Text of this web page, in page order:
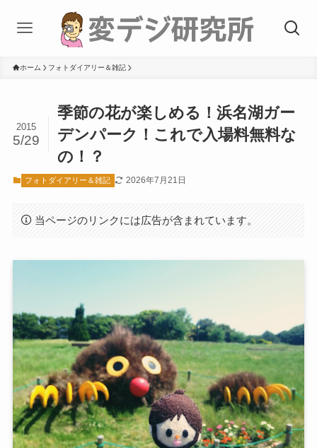
ホーム フォトダイアリー＆雑記
季節の花が楽しめる！浜名湖ガー
デンパーク！これで入場料無料な
の！？
2015
5/29
フォトダイアリー＆雑記 2026年7月21日
当ページのリンクには広告が含まれています。